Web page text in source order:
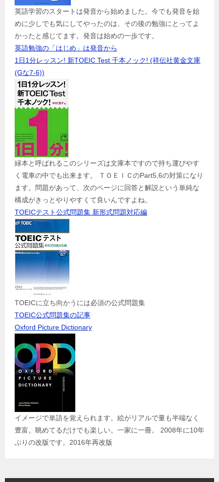
英語学習のスタートは発音から始めました。今でも発音を始
めに少しでも気にしてやったのは、その後の勉強にとってよ
かったと感じてます。発音は始めの一歩です。
英語勉強の「はじめ」は発音から
1日1分レッスン! 新TOEIC Test 千本ノック! (祥伝社黄金文庫
(Gな7-6))
緑本と呼ばれるこのシリーズは文庫本ですので持ち運びやす
く電車の中でも出来ます。 ＴＯＥＩＣのPart5,6の対策になり
ます。問題があって、次のページに回答と解説という単純な
構成がきっとやりやすくて良いんですよね。
TOEICテスト公式問題集 新形式問題対応編
TOEICに立ち向かうには必須の公式問題集
TOEIC公式問題集の記事
Oxford Picture Dictionary
イメージで単語を覚えられます。絵がリアルで量も半端なく
豊富。眺めてるだけでも楽しい。一家に一冊。 2008年に10年
ぶりの改版です。2016年再改版